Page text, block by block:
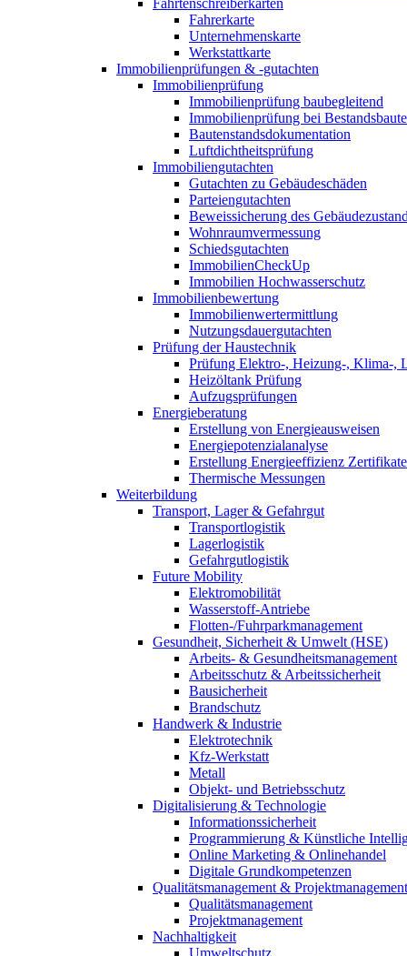
Fahrerkarte
Unternehmenskarte
Werkstattkarte
Immobilienprüfungen & -gutachten
Immobilienprüfung
Immobilienprüfung baubegleitend
Immobilienprüfung bei
Bautenstandsdokumentation
Luftdichtheitsprüfung
Immobiliengutachten
Gutachten zu Gebäudeschäden
Parteiengutachten
Beweissicherung des
Wohnraumvermessung
Schiedsgutachten
ImmobilienCheckUp
Immobilien Hochwasserschutz
Immobilienbewertung
Immobilienwertermittlung
Nutzungsdauergutachten
Prüfung der Haustechnik
Prüfung Elektro-, Heizung-, Klima-,
Heizöltank Prüfung
Aufzugsprüfungen
Energieberatung
Erstellung von Energieausweisen
Energiepotenzialanalyse
Erstellung Energieeffizienz Zertifikate
Thermische Messungen
Weiterbildung
Transport, Lager & Gefahrgut
Transportlogistik
Lagerlogistik
Gefahrgutlogistik
Future Mobility
Elektromobilität
Wasserstoff-Antriebe
Flotten-/Fuhrparkmanagement
Gesundheit, Sicherheit & Umwelt (HSE)
Arbeits- & Gesundheitsmanagement
Arbeitsschutz & Arbeitssicherheit
Bausicherheit
Brandschutz
Handwerk & Industrie
Elektrotechnik
Kfz-Werkstatt
Metall
Objekt- und Betriebsschutz
Digitalisierung & Technologie
Informationssicherheit
Programmierung & Künstliche
Online Marketing & Onlinehandel
Digitale Grundkompetenzen
Qualitätsmanagement & Projektmanagement
Qualitätsmanagement
Projektmanagement
Nachhaltigkeit
Umweltschutz